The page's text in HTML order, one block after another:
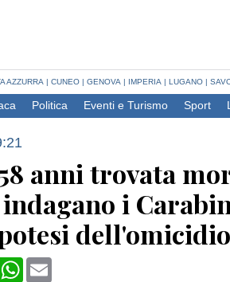
AZZURRA | CUNEO | GENOVA | IMPERIA | LUGANO |
Politica Eventi e Turismo Sport
anni trovata
i
dell'omicidio
WhatsApp